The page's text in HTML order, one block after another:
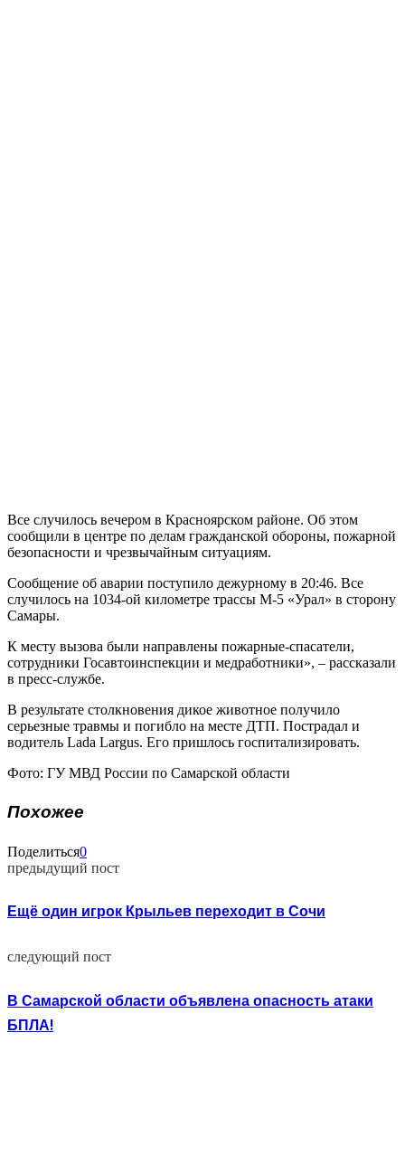
Все случилось вечером в Красноярском районе. Об этом
сообщили в центре по делам гражданской обороны, пожарной
безопасности и чрезвычайным ситуациям.
Сообщение об аварии поступило дежурному в 20:46. Все
случилось на 1034-ой километре трассы М-5 «Урал» в сторону
Самары.
К месту вызова были направлены пожарные-спасатели,
сотрудники Госавтоинспекции и медработники», – рассказали
в пресс-службе.
В результате столкновения дикое животное получило
серьезные травмы и погибло на месте ДТП. Пострадал и
водитель Lada Largus. Его пришлось госпитализировать.
Фото: ГУ МВД России по Самарской области
Похожее
Поделиться0
предыдущий пост
Ещё один игрок Крыльев переходит в Сочи
следующий пост
В Самарской области объявлена опасность атаки
БПЛА!